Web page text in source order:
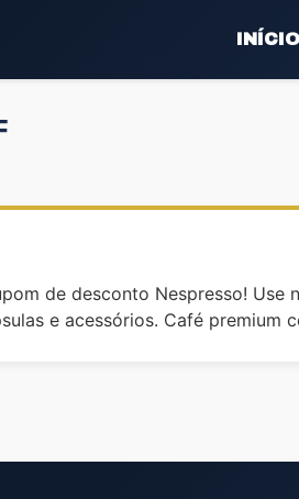
INÍCIO
de desconto Nespresso!
e acessórios. Café premium